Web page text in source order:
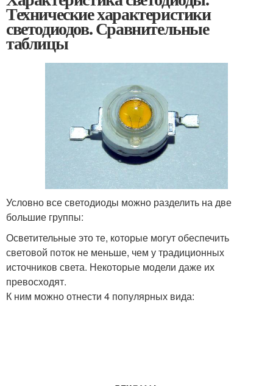
Технические характеристики
светодиодов. Сравнительные
таблицы
Условно все светодиоды можно разделить на две
большие группы:
Осветительные это те, которые могут обеспечить
световой поток не меньше, чем у традиционных
источников света. Некоторые модели даже их
превосходят.
К ним можно отнести 4 популярных вида: